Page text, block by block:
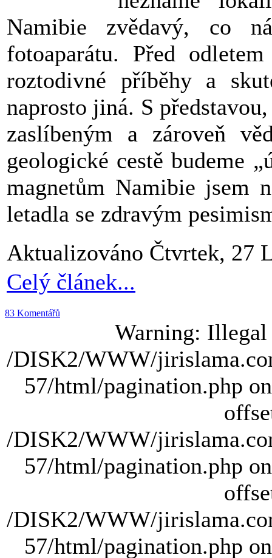
Namibie zvědavý, co
fotoaparátu. Před
roztodivné příběhy a
naprosto jiná. S
zaslíbeným a zároveň
geologické cestě budeme
magnetům Namibie jsem
letadla se zdravým
Aktualizováno Čtvrtek, 27
Celý článek...
83 Komentářů
Warning:
/DISK2/WWW/
57/html/pagination.php
/DISK2/WWW/
57/html/pagination.php
/DISK2/WWW/
57/html/pagination.php